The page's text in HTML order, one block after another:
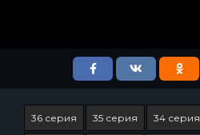
36 серия 35 серия 34 серия